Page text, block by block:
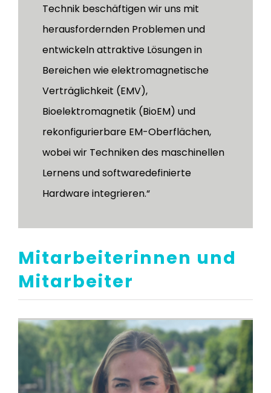
Technik beschäftigen wir uns mit
herausfordernden Problemen und
entwickeln attraktive Lösungen in
Bereichen wie elektromagnetische
Verträglichkeit (EMV),
Bioelektromagnetik (BioEM) und
rekonfigurierbare EM-Oberflächen,
wobei wir Techniken des maschinellen
Lernens und softwaredefinierte
Hardware integrieren.“
Mitarbeiterinnen und
Mitarbeiter